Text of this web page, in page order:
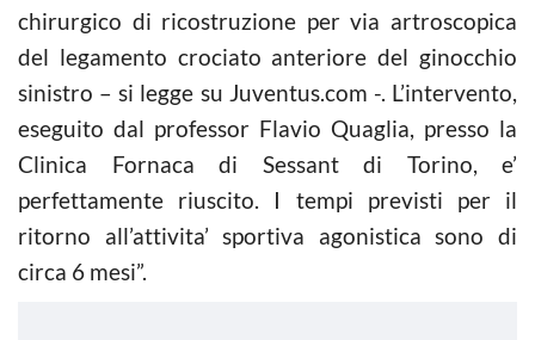
chirurgico di ricostruzione per via artroscopica
del legamento crociato anteriore del ginocchio
sinistro – si legge su Juventus.com -. L’intervento,
eseguito dal professor Flavio Quaglia, presso la
Clinica Fornaca di Sessant di Torino, e’
perfettamente riuscito. I tempi previsti per il
ritorno all’attivita’ sportiva agonistica sono di
circa 6 mesi”.